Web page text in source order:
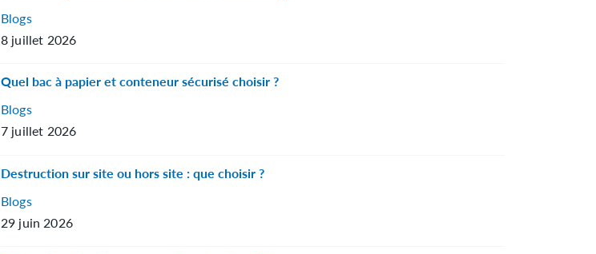
Blogs
8 juillet 2026
Blogs
Quel bac à papier et conteneur sécurisé choisir ?
7 juillet 2026
Blogs
Destruction sur site ou hors site : que choisir ?
29 juin 2026